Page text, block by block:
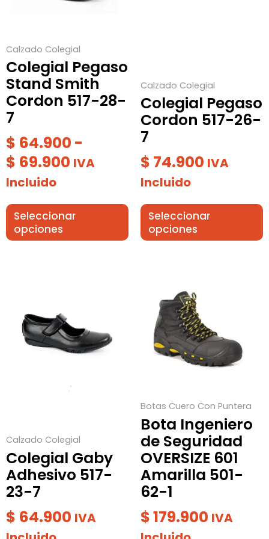
Calzado Colegial
Colegial Pegaso
Stand Smith
Cordon 517-28-
7
$ 64.900 -
$ 69.900 IVA
Incluido
Seleccionar
opciones
pueden
elegir
en
la
página
de
producto
Calzado Colegial
Colegial Pegaso
Cordon 517-26-
7
$ 74.900 IVA
Incluido
Seleccionar
opciones
en
la
página
de
producto
Calzado Colegial
Colegial Gaby
Adhesivo 517-
23-7
$ 64.900 IVA
tiene
múltiples
variantes.
en
la
página
de
producto
Botas Cuero Con Puntera
Bota Ingeniero
de Seguridad
OVERSIZE 601
Amarilla 501-
62-1
$179.900 IVA
producto
tiene
múltiples
variantes.
pueden
elegir
en
la
página
de
producto